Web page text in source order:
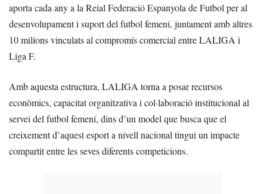
aporta cada any a la Reial Federació Espanyola de Futbol per al
desenvolupament i suport del futbol femení, juntament amb altres
10 milions vinculats al compromís comercial entre LALIGA i
Liga F.
Amb aquesta estructura, LALIGA torna a posar recursos
econòmics, capacitat organitzativa i col·laboració institucional al
servei del futbol femení, dins d’un model que busca que el
creixement d’aquest esport a nivell nacional tingui un impacte
compartit entre les seves diferents competicions.